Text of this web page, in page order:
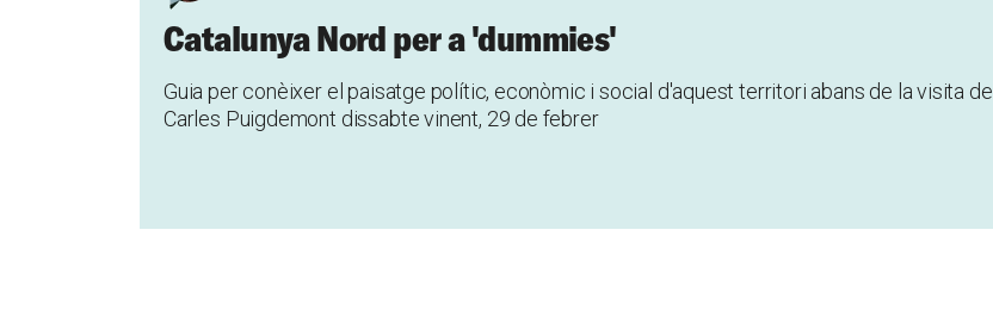
Catalunya Nord per a 'dummies'
Guia per conèixer el paisatge polític, econòmic i social d'aquest territori abans de la visita de
Carles Puigdemont dissabte vinent, 29 de febrer